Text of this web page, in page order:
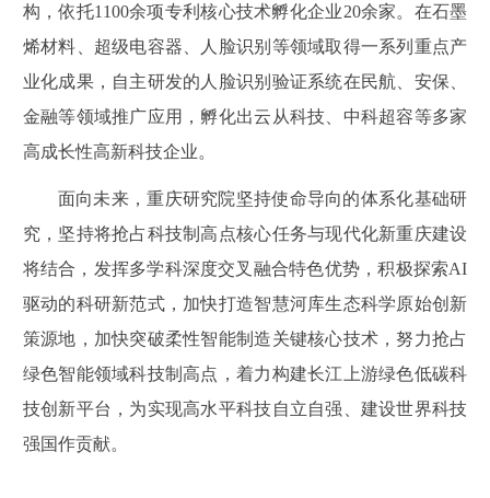
构，依托1100余项专利核心技术孵化企业20余家。在石墨
烯材料、超级电容器、人脸识别等领域取得一系列重点产
业化成果，自主研发的人脸识别验证系统在民航、安保、
金融等领域推广应用，孵化出云从科技、中科超容等多家
高成长性高新科技企业。
面向未来，重庆研究院坚持使命导向的体系化基础研
究，坚持将抢占科技制高点核心任务与现代化新重庆建设
将结合，发挥多学科深度交叉融合特色优势，积极探索AI
驱动的科研新范式，加快打造智慧河库生态科学原始创新
策源地，加快突破柔性智能制造关键核心技术，努力抢占
绿色智能领域科技制高点，着力构建长江上游绿色低碳科
技创新平台，为实现高水平科技自立自强、建设世界科技
强国作贡献。